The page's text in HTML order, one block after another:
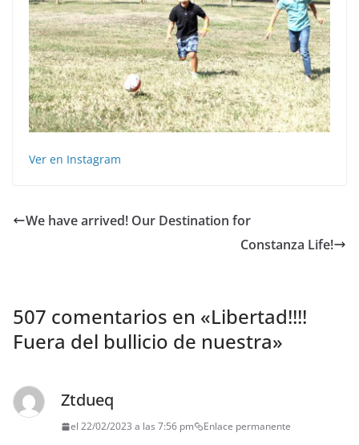
Ver en Instagram
We have arrived! Our Destination for
Constanza Life!
507 comentarios en «Libertad!!!!
Fuera del bullicio de nuestra»
Ztdueq
el 22/02/2023 a las 7:56 pm Enlace permanente